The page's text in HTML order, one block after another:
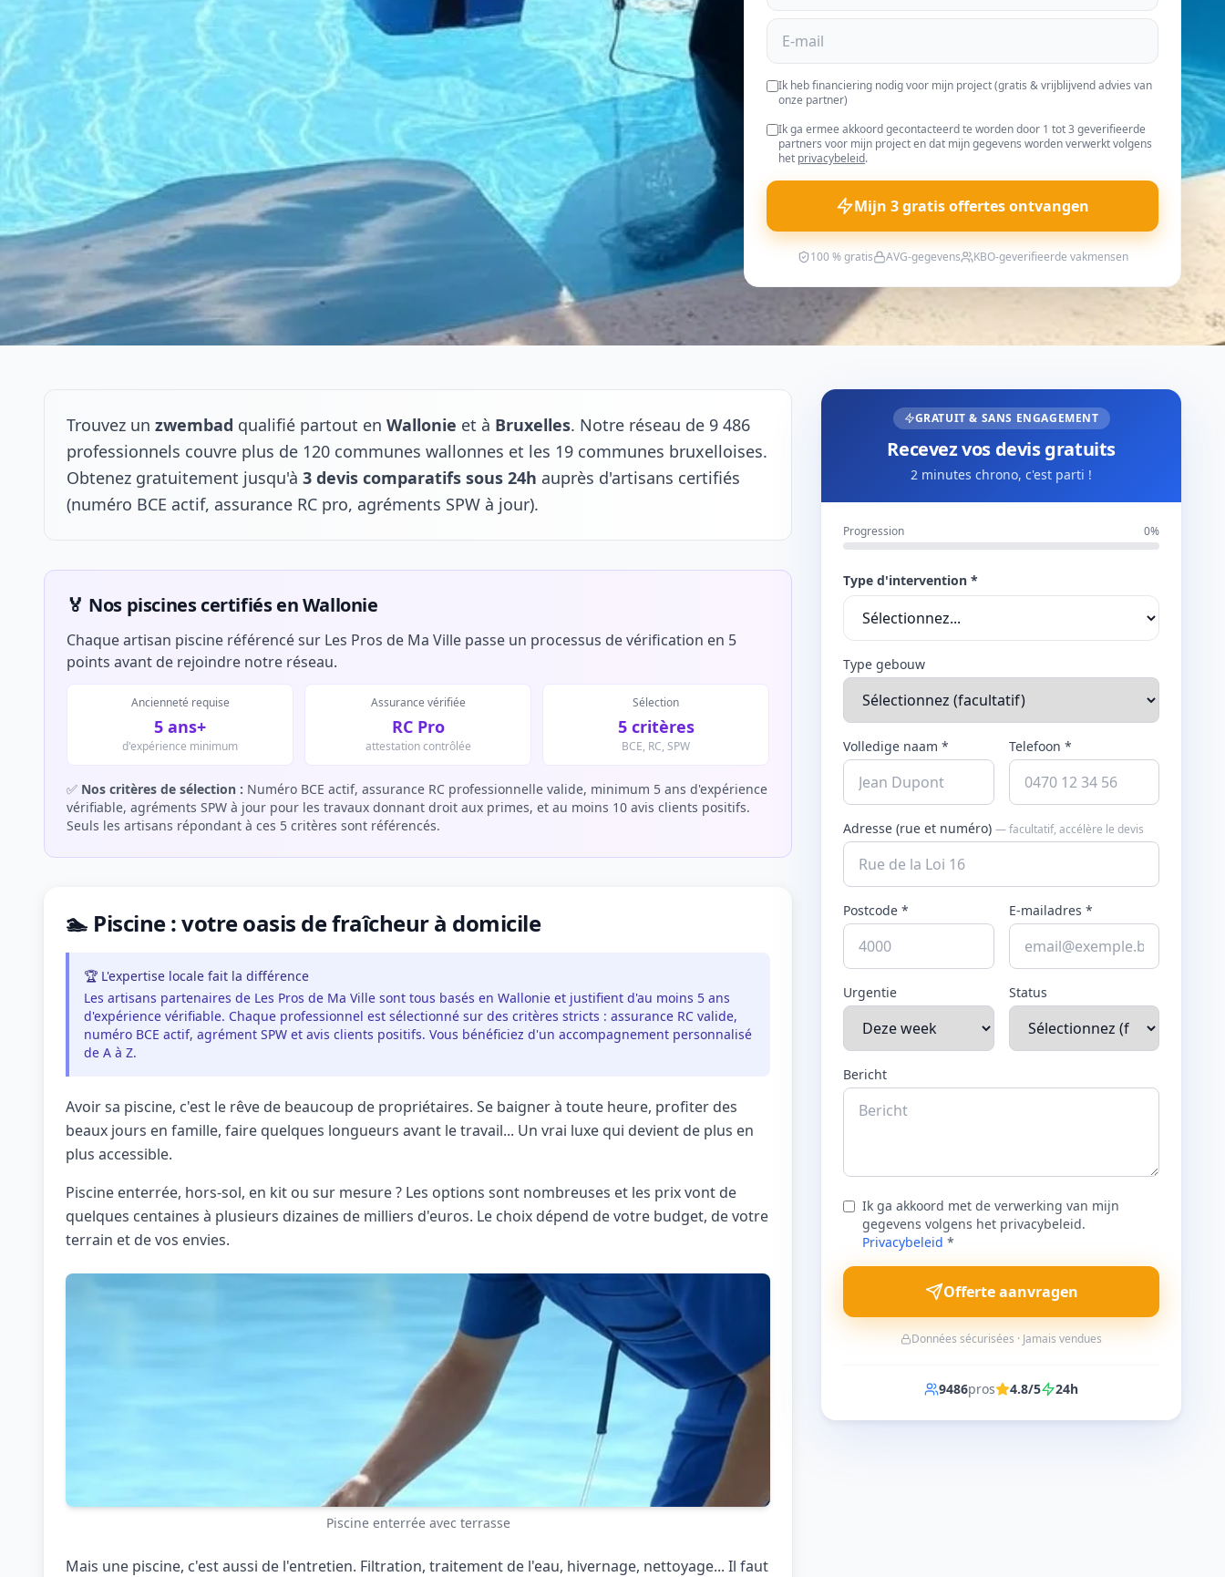
Ik heb financiering nodig voor mijn project (gratis & vrijblijvend advies van
onze partner)
Ik ga ermee akkoord gecontacteerd te worden door 1 tot 3 geverifieerde
partners voor mijn project en dat mijn gegevens worden verwerkt volgens
het privacybeleid.
Mijn 3 gratis offertes ontvangen
100 % gratis AVG-gegevens KBO-geverifieerde vakmensen
Trouvez un zwembad qualifié partout en Wallonie et à Bruxelles. Notre réseau de 9 486
professionnels couvre plus de 120 communes wallonnes et les 19 communes bruxelloises.
Obtenez gratuitement jusqu'à 3 devis comparatifs sous 24h auprès d'artisans certifiés
(numéro BCE actif, assurance RC pro, agréments SPW à jour).
🏅 Nos piscines certifiés en Wallonie
Chaque artisan piscine référencé sur Les Pros de Ma Ville passe un processus de vérification en 5
points avant de rejoindre notre réseau.
Ancienneté requise
5 ans+
d'expérience minimum
Assurance vérifiée
RC Pro
attestation contrôlée
Sélection
5 critères
BCE, RC, SPW
✅ Nos critères de sélection : Numéro BCE actif, assurance RC professionnelle valide, minimum 5 ans d'expérience
vérifiable, agréments SPW à jour pour les travaux donnant droit aux primes, et au moins 10 avis clients positifs.
Seuls les artisans répondant à ces 5 critères sont référencés.
🏊 Piscine : votre oasis de fraîcheur à domicile
🏆 L'expertise locale fait la différence
Les artisans partenaires de Les Pros de Ma Ville sont tous basés en Wallonie et justifient d'au moins 5 ans
d'expérience vérifiable. Chaque professionnel est sélectionné sur des critères stricts : assurance RC valide,
numéro BCE actif, agrément SPW et avis clients positifs. Vous bénéficiez d'un accompagnement personnalisé
de A à Z.
Avoir sa piscine, c'est le rêve de beaucoup de propriétaires. Se baigner à toute heure, profiter des
beaux jours en famille, faire quelques longueurs avant le travail... Un vrai luxe qui devient de plus en
plus accessible.
Piscine enterrée, hors-sol, en kit ou sur mesure ? Les options sont nombreuses et les prix vont de
quelques centaines à plusieurs dizaines de milliers d'euros. Le choix dépend de votre budget, de votre
terrain et de vos envies.
Piscine enterrée avec terrasse
Mais une piscine, c'est aussi de l'entretien. Filtration, traitement de l'eau, hivernage, nettoyage... Il faut
GRATUIT & SANS ENGAGEMENT
Recevez vos devis gratuits
2 minutes chrono, c'est parti !
Progression 0%
Type d'intervention *
Type gebouw
Volledige naam * Telefoon *
Adresse (rue et numéro)— facultatif, accélère le devis
Postcode * E-mailadres *
Urgentie Status
Bericht
Ik ga akkoord met de verwerking van mijn
gegevens volgens het privacybeleid.
Privacybeleid *
Offerte aanvragen
Données sécurisées · Jamais vendues
9486pros 4.8/5 24h